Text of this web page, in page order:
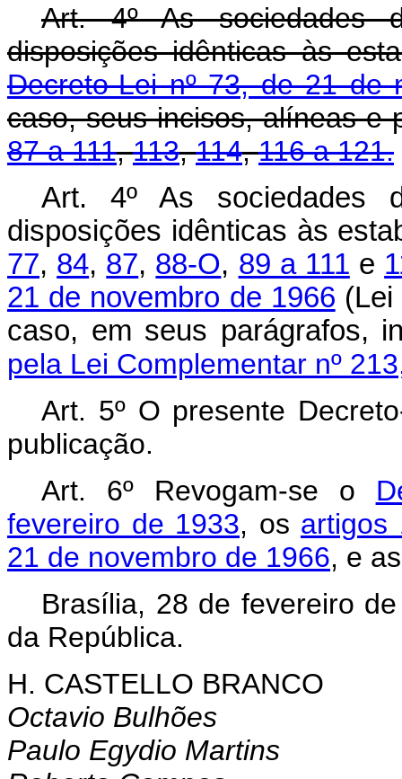
Art. 4º As sociedades
disposições idênticas às
Decreto-Lei nº 73, de 21 de
caso, seus incisos, alíneas e
87 a 111,113,114,116 a 121.
Art. 4º As sociedades
disposições idênticas às
77, 84, 87, 88-O, 89 a 111 e
21 de novembro de 1966
caso, em seus
pela Lei Complementar nº
Art. 5º O presente
publicação.
Art. 6º Revogam-se o
fevereiro de 1933, os artigos
21 de novembro de 1966, e
Brasília, 28 de fevereiro
da República.
H. CASTELLO BRANCO
Octavio Bulhões
Paulo Egydio Martins